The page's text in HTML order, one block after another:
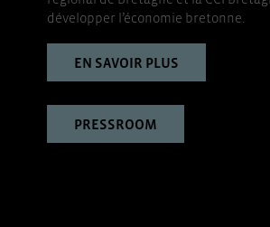
développer l’économie bretonne.
EN SAVOIR PLUS
PRESSROOM